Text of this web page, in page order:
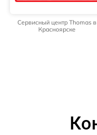
Сервисный центр Thomas в
Красноярске